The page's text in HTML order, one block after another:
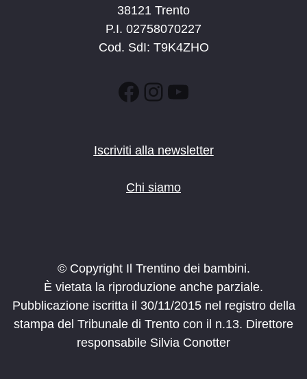
38121 Trento
P.I. 02758070227
Cod. SdI: T9K4ZHO
Facebook
Instagram
YouTube
Iscriviti alla newsletter
Chi siamo
© Copyright Il Trentino dei bambini.
È vietata la riproduzione anche parziale.
Pubblicazione iscritta il 30/11/2015 nel registro della
stampa del Tribunale di Trento con il n.13. Direttore
responsabile Silvia Conotter